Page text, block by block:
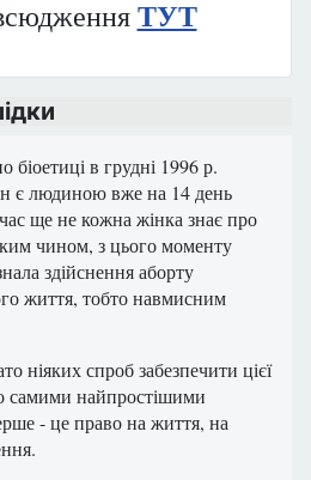
ТУТ
біоетиці в грудні 1996 р.
є людиною вже на 14 день
ще не кожна жінка знає про
чином, з цього моменту
здійснення аборту
життя, тобто навмисним
ніяких спроб забезпечити цієї
самими найпростішими
- це право на життя, на